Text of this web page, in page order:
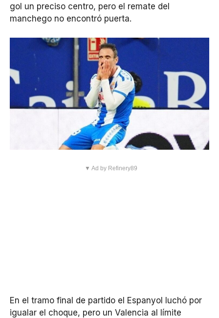
gol un preciso centro, pero el remate del
manchego no encontró puerta.
▼ Ad by Refinery89
En el tramo final de partido el Espanyol luchó por
igualar el choque, pero un Valencia al límite